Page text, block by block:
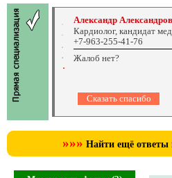
Александр
Кардиолог, кандидат
+7-963-255-41-76
Жалоб нет?
»»» Найти ещё ответы